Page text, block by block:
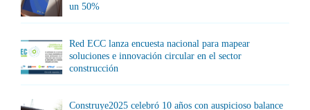
un 50%
Red ECC lanza encuesta nacional para mapear
soluciones e innovación circular en el sector
construcción
Construye2025 celebró 10 años con auspicioso balance